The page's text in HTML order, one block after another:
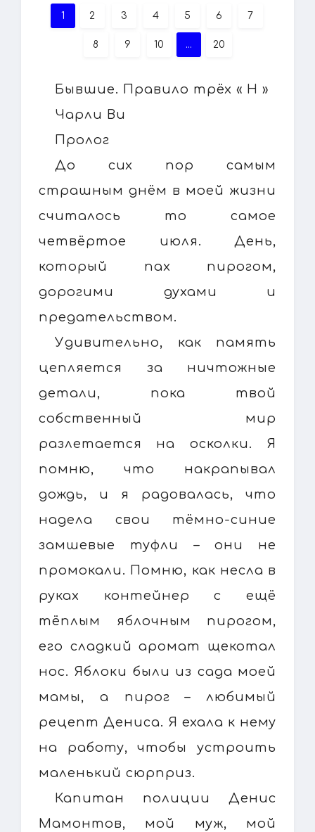
1 2 3 4 5 6 7
8 9 10 ... 20
Бывшие. Правило трёх « Н »
Чарли Ви
Пролог
До сих пор самым
страшным днём в моей жизни
считалось то самое
четвёртое июля. День,
который пах пирогом,
дорогими духами и
предательством.
Удивительно, как память
цепляется за ничтожные
детали, пока твой
собственный мир
разлетается на осколки. Я
помню, что накрапывал
дождь, и я радовалась, что
надела свои тёмно-синие
замшевые туфли – они не
промокали. Помню, как несла в
руках контейнер с ещё
тёплым яблочным пирогом,
его сладкий аромат щекотал
нос. Яблоки были из сада моей
мамы, а пирог – любимый
рецепт Дениса. Я ехала к нему
на работу, чтобы устроить
маленький сюрприз.
Капитан полиции Денис
Мамонтов, мой муж, мой